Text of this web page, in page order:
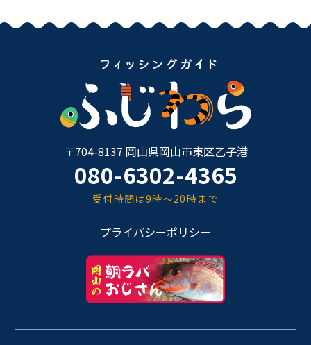
〒704-8137 岡山県岡山市東区乙子港
080-6302-4365
受付時間は9時～20時まで
プライバシーポリシー